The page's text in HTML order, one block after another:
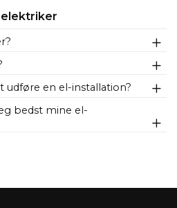
elektriker
udføre en el-installation?
bedst mine el-